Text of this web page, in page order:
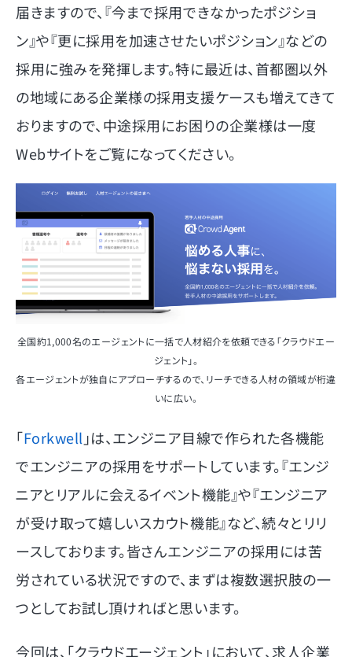
届きますので、『今まで採用できなかったポジショ
ン』や『更に採用を加速させたいポジション』などの
採用に強みを発揮します。特に最近は、首都圏以外
の地域にある企業様の採用支援ケースも増えてきて
おりますので、中途採用にお困りの企業様は一度
Webサイトをご覧になってください。
全国約1,000名のエージェントに一括で人材紹介を依頼できる「クラウドエー
ジェント」。
各エージェントが独自にアプローチするので、リーチできる人材の領域が桁違
いに広い。
「Forkwell 」は、エンジニア目線で作られた各機能
でエンジニアの採用をサポートしています。『エンジ
ニアとリアルに会えるイベント機能』や『エンジニア
が受け取って嬉しいスカウト機能』など、続々とリリ
ースしております。皆さんエンジニアの採用には苦
労されている状況ですので、まずは複数選択肢の一
つとしてお試し頂ければと思います。
今回は、「クラウドエージェント」において、求人企業